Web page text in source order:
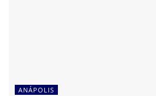
ANÁPOLIS